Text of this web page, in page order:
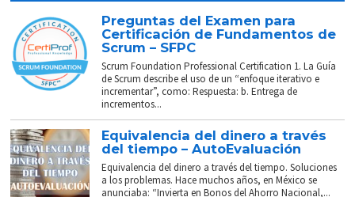
Preguntas del Examen para
Certificación de Fundamentos de
Scrum – SFPC
Scrum Foundation Professional Certification 1. La Guía
de Scrum describe el uso de un “enfoque iterativo e
incrementar”, como: Respuesta: b. Entrega de
incrementos...
Equivalencia del dinero a través
del tiempo – AutoEvaluación
Equivalencia del dinero a través del tiempo. Soluciones
a los problemas. Hace muchos años, en México se
anunciaba: “Invierta en Bonos del Ahorro Nacional,...